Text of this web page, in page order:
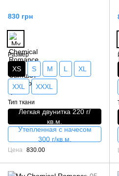
830 грн
Размер
XS S M L XL
XXL XXXL
Тип ткани
Легкая двунитка 220 г/
кв.м.
Утепленная с начесом
300 г/кв.м.
Цена 830.00